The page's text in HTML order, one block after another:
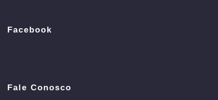
Facebook
Fale Conosco